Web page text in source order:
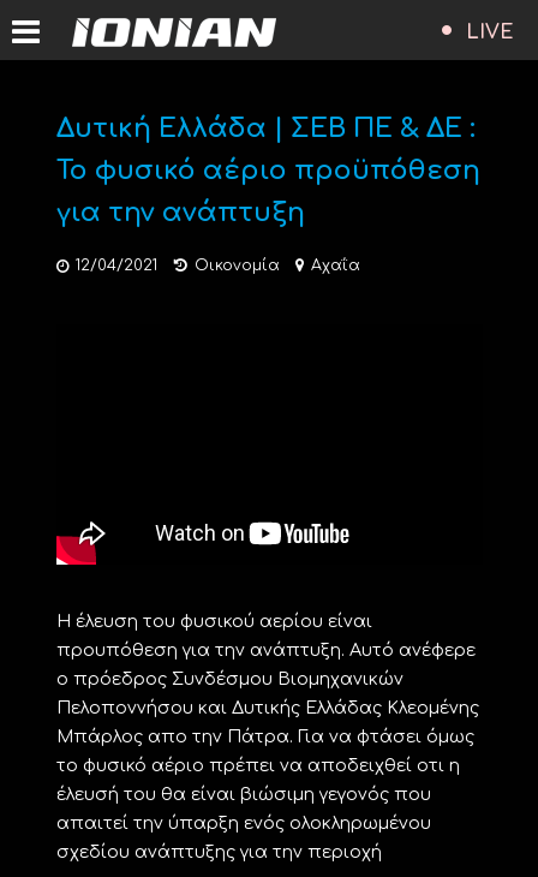
LIVE
Δυτική Ελλάδα | ΣΕΒ ΠΕ & ΔΕ :
Το φυσικό αέριο προϋπόθεση
για την ανάπτυξη
12/04/2021 Οικονομία Αχαΐα
Η έλευση του φυσικού αερίου είναι
προυπόθεση για την ανάπτυξη. Αυτό ανέφερε
ο πρόεδρος Συνδέσμου Βιομηχανικών
Πελοποννήσου και Δυτικής Ελλάδας Κλεομένης
Μπάρλος απο την Πάτρα. Για να φτάσει όμως
το φυσικό αέριο πρέπει να αποδειχθεί οτι η
έλευσή του θα είναι βιώσιμη γεγονός που
απαιτεί την ύπαρξη ενός ολοκληρωμένου
σχεδίου ανάπτυξης για την περιοχή